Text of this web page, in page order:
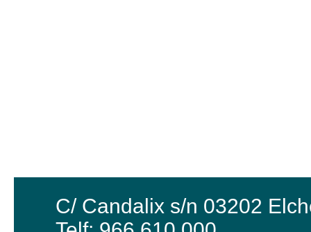
C/ Candalix s/n 03202